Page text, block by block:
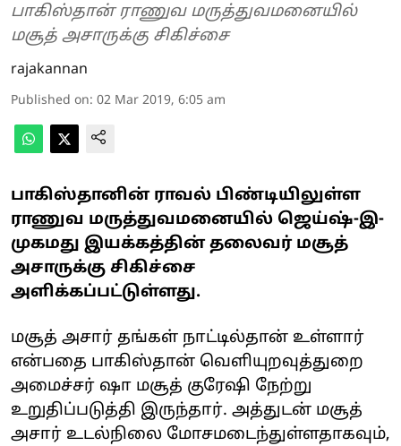
பாகிஸ்தான் ராணுவ மருத்துவமனையில்
மசூத் அசாருக்கு சிகிச்சை
rajakannan
Published on: 02 Mar 2019, 6:05 am
பாகிஸ்தானின் ராவல் பிண்டியிலுள்ள
ராணுவ மருத்துவமனையில் ஜெய்ஷ்-இ-
முகமது இயக்கத்தின் தலைவர் மசூத்
அசாருக்கு சிகிச்சை
அளிக்கப்பட்டுள்ளது.
மசூத் அசார் தங்கள் நாட்டில்தான் உள்ளார்
என்பதை பாகிஸ்தான் வெளியுறவுத்துறை
அமைச்சர் ஷா மசூத் குரேஷி நேற்று
உறுதிப்படுத்தி இருந்தார். அத்துடன் மசூத்
அசார் உடல்நிலை மோசமடைந்துள்ளதாகவும்,